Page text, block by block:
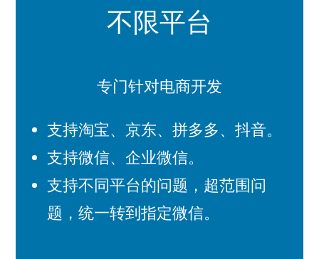
不限平台
专门针对电商开发
支持淘宝、京东、拼多多、抖音。
支持微信、企业微信。
支持不同平台的问题，超范围问
题，统一转到指定微信。